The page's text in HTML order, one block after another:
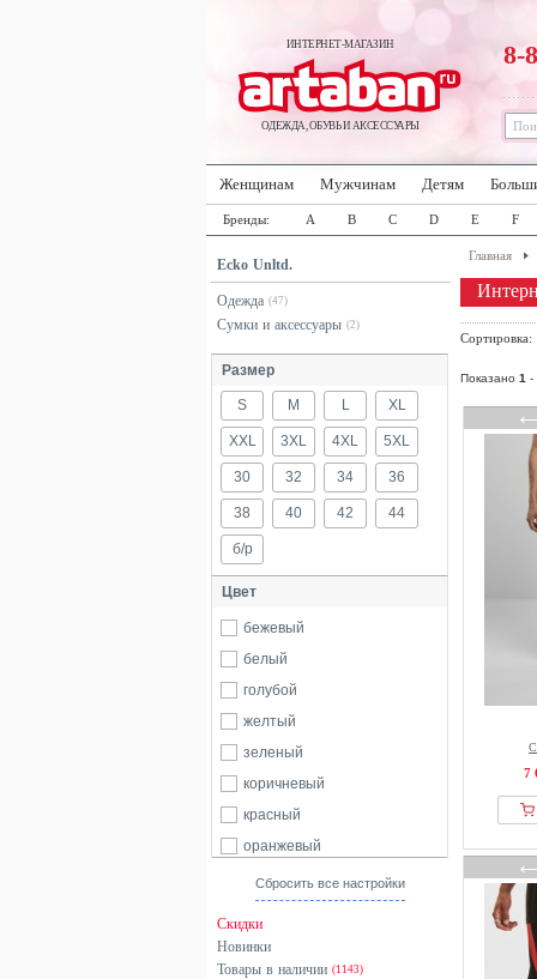
ИНТЕРНЕТ-МАГАЗИН
ОДЕЖДА, ОБУВЬ И АКСЕССУАРЫ
8-
Женщинам Мужчинам Детям
Бренды: A B C D E F
Ecko Unltd.
Одежда (47)
Сумки и аксессуары (2)
Размер
S M L XL
XXL 3XL 4XL 5XL
30 32 34 36
38 40 42 44
б/р
Цвет
бежевый
белый
голубой
желтый
зеленый
коричневый
красный
оранжевый
серый
Сбросить все настройки
Скидки
Новинки
Товары в наличии (1143)
Главная
Показано 1 -
7